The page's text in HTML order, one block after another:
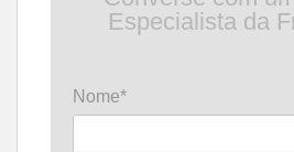
Especialista da
Nome*